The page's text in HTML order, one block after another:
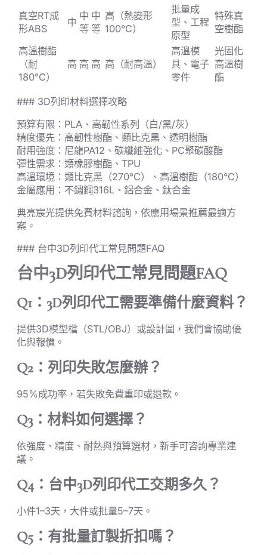
真空RT成
形ABS
中
中
等
中
等
高（熱變形
100°C）
批量成
型、工程
原型
特殊真
空樹酯
高溫樹酯
（耐
180°C）
高 高 高 高（耐高溫）
高溫模
具、電子
零件
光固化
高溫樹
酯
### 3D列印材料選擇攻略
預算有限：PLA、高韌性系列（白/黑/灰）
精度優先：高韌性樹酯、類比克黑、透明樹酯
耐用強度：尼龍PA12、碳纖維強化、PC聚碳酸酯
彈性需求：類橡膠樹酯、TPU
高溫環境：類比克黑（270°C）、高溫樹酯（180°C）
金屬應用：不鏽鋼316L、鋁合金、鈦合金
典亮宸光提供免費材料諮詢，依應用場景推薦最適方
案。
### 台中3D列印代工常見問題FAQ
台中3D列印代工常見問題FAQ
Q1：3D列印代工需要準備什麼資料？
提供3D模型檔（STL/OBJ）或設計圖，我們會協助優
化與報價。
Q2：列印失敗怎麼辦？
95%成功率，若失敗免費重印或退款。
Q3：材料如何選擇？
依強度、精度、耐熱與預算選材，新手可咨詢專業建
議。
Q4：台中3D列印代工交期多久？
小件1–3天，大件或批量5–7天。
Q5：有批量訂製折扣嗎？